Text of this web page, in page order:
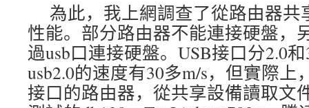
為此，我上網調查了從路由器
性能。部分路由器不能連接硬盤，
過usb口連接硬盤。USB接口分2.0
usb2.0的速度有30多m/s，但實際上
接口的路由器，從共享設備讀取文